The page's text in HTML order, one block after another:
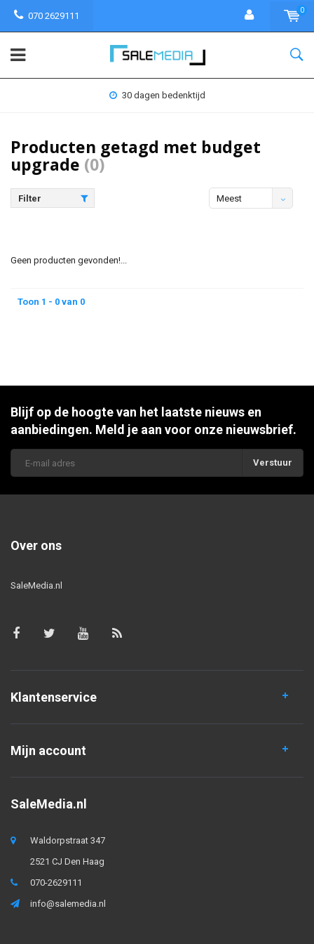
070 2629111
0
30 dagen bedenktijd
Producten getagd met budget
upgrade (0)
Filter
Meest
Geen producten gevonden!...
Toon 1 - 0 van 0
Blijf op de hoogte van het laatste nieuws en
aanbiedingen. Meld je aan voor onze nieuwsbrief.
Verstuur
Over ons
SaleMedia.nl
Klantenservice
Mijn account
SaleMedia.nl
Waldorpstraat 347
2521 CJ Den Haag
070-2629111
info@salemedia.nl